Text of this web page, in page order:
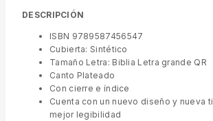
DESCRIPCIÓN
ISBN 9789587456547
Cubierta: Sintético
Tamaño Letra: Biblia Letra grande QR
Canto Plateado
Con cierre e índice
Cuenta con un nuevo diseño y nueva
mejor legibilidad